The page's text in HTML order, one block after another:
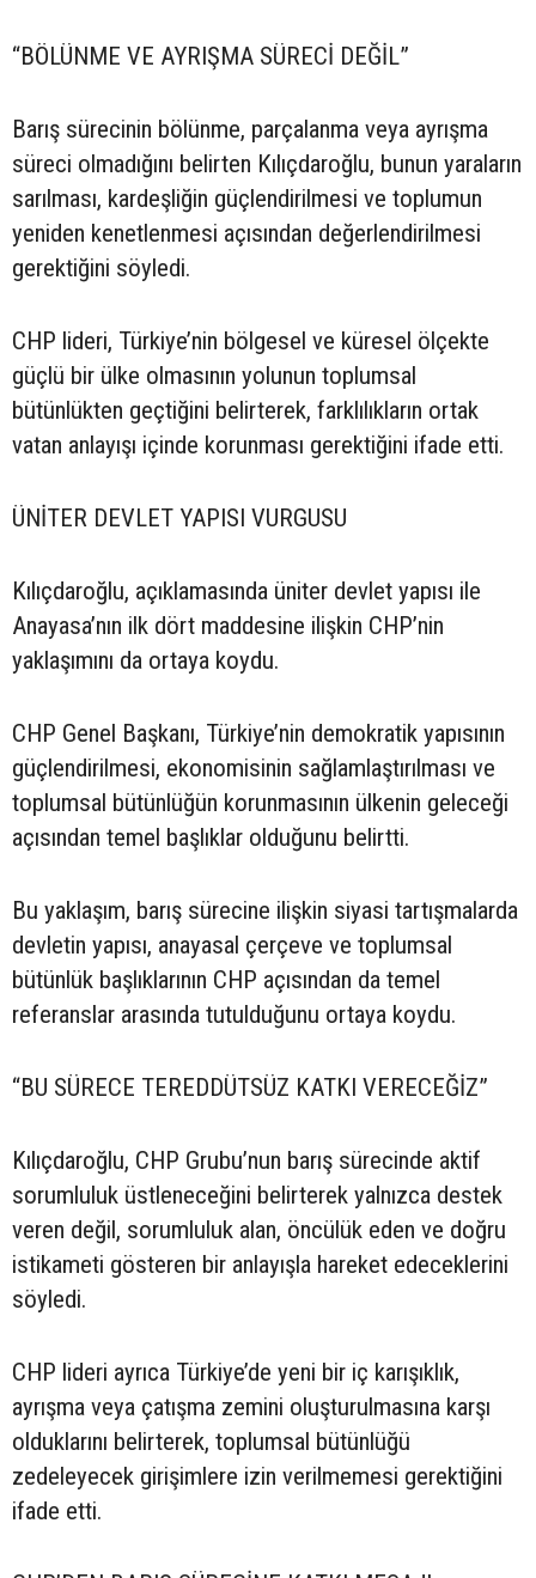
“BÖLÜNME VE AYRIŞMA SÜRECİ DEĞİL”
Barış sürecinin bölünme, parçalanma veya ayrışma
süreci olmadığını belirten Kılıçdaroğlu, bunun yaraların
sarılması, kardeşliğin güçlendirilmesi ve toplumun
yeniden kenetlenmesi açısından değerlendirilmesi
gerektiğini söyledi.
CHP lideri, Türkiye’nin bölgesel ve küresel ölçekte
güçlü bir ülke olmasının yolunun toplumsal
bütünlükten geçtiğini belirterek, farklılıkların ortak
vatan anlayışı içinde korunması gerektiğini ifade etti.
ÜNİTER DEVLET YAPISI VURGUSU
Kılıçdaroğlu, açıklamasında üniter devlet yapısı ile
Anayasa’nın ilk dört maddesine ilişkin CHP’nin
yaklaşımını da ortaya koydu.
CHP Genel Başkanı, Türkiye’nin demokratik yapısının
güçlendirilmesi, ekonomisinin sağlamlaştırılması ve
toplumsal bütünlüğün korunmasının ülkenin geleceği
açısından temel başlıklar olduğunu belirtti.
Bu yaklaşım, barış sürecine ilişkin siyasi tartışmalarda
devletin yapısı, anayasal çerçeve ve toplumsal
bütünlük başlıklarının CHP açısından da temel
referanslar arasında tutulduğunu ortaya koydu.
“BU SÜRECE TEREDDÜTSÜZ KATKI VERECEĞİZ”
Kılıçdaroğlu, CHP Grubu’nun barış sürecinde aktif
sorumluluk üstleneceğini belirterek yalnızca destek
veren değil, sorumluluk alan, öncülük eden ve doğru
istikameti gösteren bir anlayışla hareket edeceklerini
söyledi.
CHP lideri ayrıca Türkiye’de yeni bir iç karışıklık,
ayrışma veya çatışma zemini oluşturulmasına karşı
olduklarını belirterek, toplumsal bütünlüğü
zedeleyecek girişimlere izin verilmemesi gerektiğini
ifade etti.